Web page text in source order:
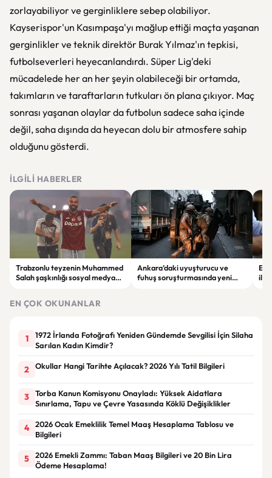
zorlayabiliyor ve gerginliklere sebep olabiliyor.
Kayserispor'un Kasımpaşa'yı mağlup ettiği maçta yaşanan
gerginlikler ve teknik direktör Burak Yılmaz'ın tepkisi,
futbolseverleri heyecanlandırdı. Süper Lig'deki
mücadelede her an her şeyin olabileceği bir ortamda,
takımların ve taraftarların tutkuları ön plana çıkıyor. Maç
sonrası yaşanan olaylar da futbolun sadece saha içinde
değil, saha dışında da heyecan dolu bir atmosfere sahip
olduğunu gösterdi.
İLGILI HABERLER
Trabzonlu teyzenin Muhammed
Salah şaşkınlığı sosyal medyada
Ankara’daki uyuşturucu ve
fuhuş soruşturmasında yeni
Ev
EN ÇOK OKUNANLAR
1
1972 İrlanda Fotoğrafı Yeniden Gündemde Sevgilisi İçin Silaha
Sarılan Kadın Kimdir?
2 Okullar Hangi Tarihte Açılacak? 2026 Yılı Tatil Bilgileri
3
Torba Kanun Komisyonu Onayladı: Yüksek Aidatlara
Sınırlama, Tapu ve Çevre Yasasında Köklü Değişiklikler
4
2026 Ocak Emeklilik Temel Maaş Hesaplama Tablosu ve
Bilgileri
5
2026 Emekli Zammı: Taban Maaş Bilgileri ve 20 Bin Lira
Ödeme Hesaplama!